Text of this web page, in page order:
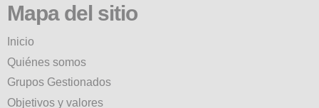
Mapa del sitio
Inicio
Quiénes somos
Grupos Gestionados
Objetivos y valores